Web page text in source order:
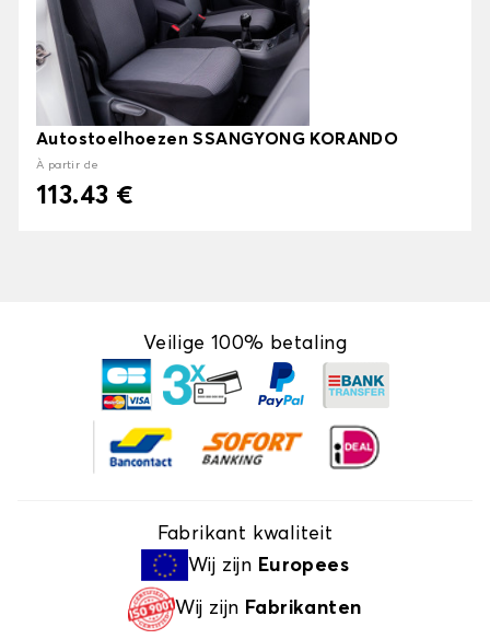
Autostoelhoezen SSANGYONG KORANDO
À partir de
113.43 €
Veilige 100% betaling
Fabrikant kwaliteit
Wij zijn Europees
Wij zijn Fabrikanten